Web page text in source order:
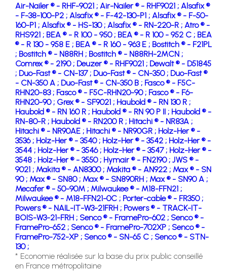
Air-Nailer ® - RHF-9021 ; Air-Nailer ® - RHF9021 ; Alsafix ®
- F-38-100-P2 ; Alsafix ® - F-42-130-P1 ; Alsafix ® - F-50-
160-P1 ; Alsafix ® - HS-130 ; Alsafix ® - RN-220-R ; Atro ® -
RHS921 ; BEA ® - R 100 - 950 ; BEA ® - R 100 - 952 C ; BEA
® - R 130 - 958 E ; BEA ® - R 160 - 963 E ; Bostitch ® - F21PL
; Bostitch ® - N88RH ; Bostitch ® - N88RH-2MCN ;
Comrex ® - 2190 ; Deuzer ® - RHF9021 ; Dewalt ® - D51845
; Duo-Fast ® - CN-137 ; Duo-Fast ® - CN-350 ; Duo-Fast ®
- CN-350 A ; Duo-Fast ® - CN-350 B ; Fasco ® - F5C-
RHN20-83 ; Fasco ® - F5C-RHN20-90 ; Fasco ® - F6-
RHN20-90 ; Grex ® - SF9021 ; Haubold ® - RN 130 R ;
Haubold ® - RN 160 R ; Haubold ® - RN 90 P II ; Haubold ® -
RN-80-R ; Haubold ® - RN200 R ; Hitachi ® - NR83A ;
Hitachi ® - NR90AE ; Hitachi ® - NR90GR ; Holz-Her ® -
3536 ; Holz-Her ® - 3540 ; Holz-Her ® - 3542 ; Holz-Her ® -
3544 ; Holz-Her ® - 3546 ; Holz-Her ® - 3547 ; Holz-Her ® -
3548 ; Holz-Her ® - 3550 ; Hymair ® - FN2190 ; JWS ® -
9021 ; Makita ® - AN8300 ; Makita ® - AN922 ; Max ® - SN
90 ; Max ® - SN80 ; Max ® - SN890RH ; Max ® - SN90 A ;
Mecafer ® - 50-90M ; Milwaukee ® - M18-FFN21 ;
Milwaukee ® - M18-FFN21-0C ; Porter-cable ® - FR350 ;
Powers ® - NAIL-IT-W3-21FRH ; Powers ® - TRACK-IT-
BOIS-W3-21-FRH ; Senco ® - FramePro-602 ; Senco ® -
FramePro-652 ; Senco ® - FramePro-702XP ; Senco ® -
FramePro-752-XP ; Senco ® - SN-65 C ; Senco ® - STN-
130 ;
* Economie réalisée sur la base du prix public conseillé
en France métropolitaine